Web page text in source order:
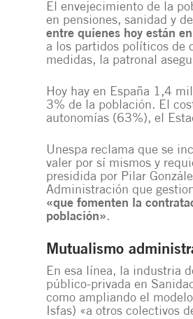
El envejecimiento de la
en pensiones, sanidad y
entre quienes hoy están
a los partidos políticos de
medidas, la patronal
Hoy hay en España 1,4
3% de la población. El
autonomías (63%), el
Unespa reclama que se
valer por sí mismos y
presidida por Pilar
Administración que
«que fomenten la
población».
Mutualismo
En esa línea, la industria
público-privada en
como ampliando el
Isfas) «a otros colectivos